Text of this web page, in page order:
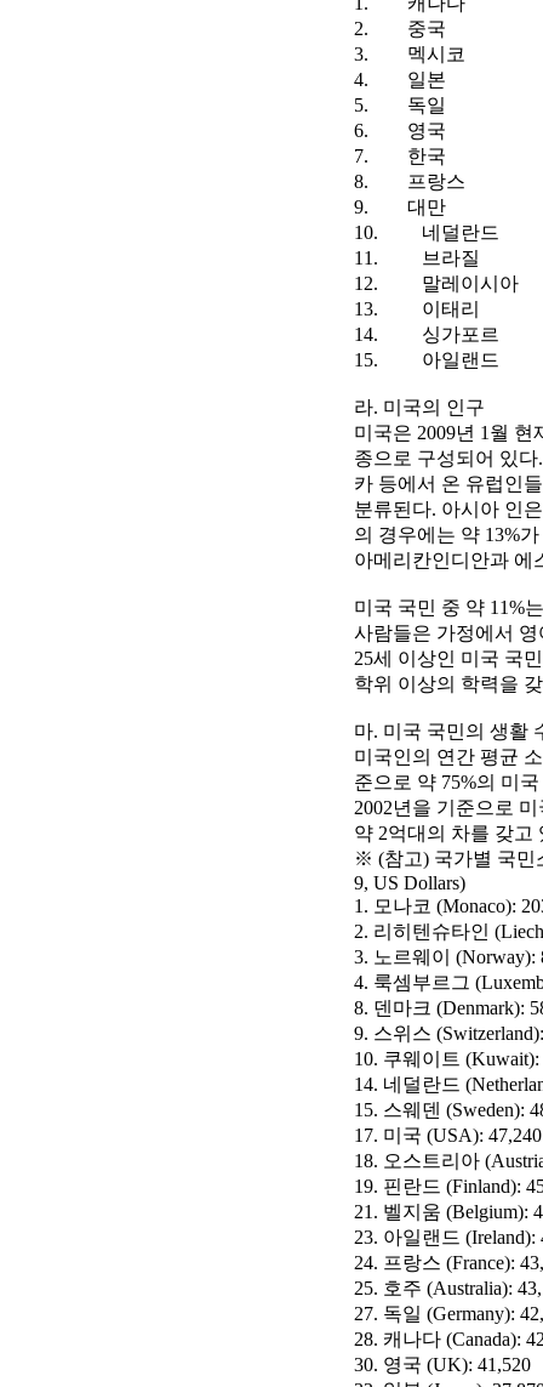
2. 중국
3. 멕시코
4. 일본
5. 독일
6. 영국
7. 한국
8. 프랑스
9. 대만
10. 네덜란드
11. 브라질
12. 말레이시아
13. 이태리
14. 싱가포르
15. 아일랜드
라. 미국의 인구
미국은 2009년 1월
종으로 구성되어 있
카 등에서 온 유럽인
분류된다. 아시아 인
의 경우에는 약 13%
아메리칸인디안과 에
미국 국민 중 약 11%
사람들은 가정에서
25세 이상인 미국 국
학위 이상의 학력을
마. 미국 국민의 생활
미국인의 연간 평균
준으로 약 75%의 미
2002년을 기준으로
약 2억대의 차를 갖고
※ (참고) 국가별 국민
9, US Dollars)
1. 모나코 (Monaco):
2. 리히텐슈타인
3. 노르웨이 (Norway):
4. 룩셈부르그
8. 덴마크 (Denmark):
9. 스위스
10. 쿠웨이트 (Kuwait):
14. 네덜란드
15. 스웨덴 (Sweden):
17. 미국 (USA): 47,240
18. 오스트리아
19. 핀란드 (Finland):
21. 벨지움 (Belgium):
23. 아일랜드 (Ireland):
24. 프랑스 (France):
25. 호주 (Australia):
27. 독일 (Germany):
28. 캐나다 (Canada):
30. 영국 (UK): 41,520